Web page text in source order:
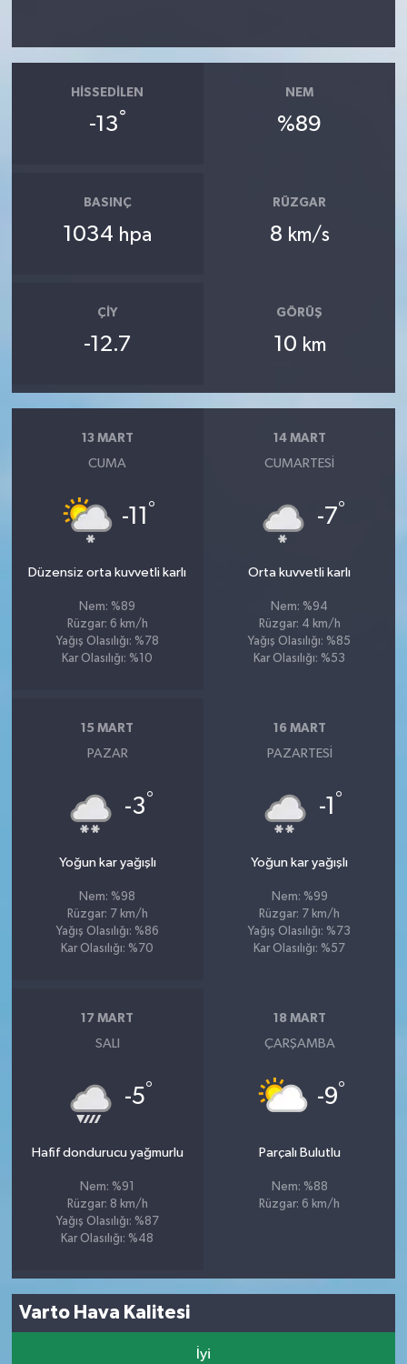
HISSEDILEN
-13°
NEM
%89
BASINÇ
1034 hpa
RÜZGAR
8 km/s
ÇIY
-12.7
GÖRÜŞ
10 km
13 MART
CUMA
-11 °
Düzensiz orta kuvvetli karlı
Nem: %89
Rüzgar: 6 km/h
Yağış Olasılığı: %78
Kar Olasılığı: %10
14 MART
CUMARTESI
-7°
Orta kuvvetli karlı
Nem: %94
Rüzgar: 4 km/h
Yağış Olasılığı: %85
Kar Olasılığı: %53
15 MART
PAZAR
-3°
Yoğun kar yağışlı
Nem: %98
Rüzgar: 7 km/h
Yağış Olasılığı: %86
Kar Olasılığı: %70
16 MART
PAZARTESI
-1 °
Yoğun kar yağışlı
Nem: %99
Rüzgar: 7 km/h
Yağış Olasılığı: %73
Kar Olasılığı: %57
17 MART
SALI
-5°
Hafif dondurucu yağmurlu
Nem: %91
Rüzgar: 8 km/h
Yağış Olasılığı: %87
Kar Olasılığı: %48
18 MART
ÇARŞAMBA
-9°
Parçalı Bulutlu
Nem: %88
Rüzgar: 6 km/h
Varto Hava Kalitesi
İyi